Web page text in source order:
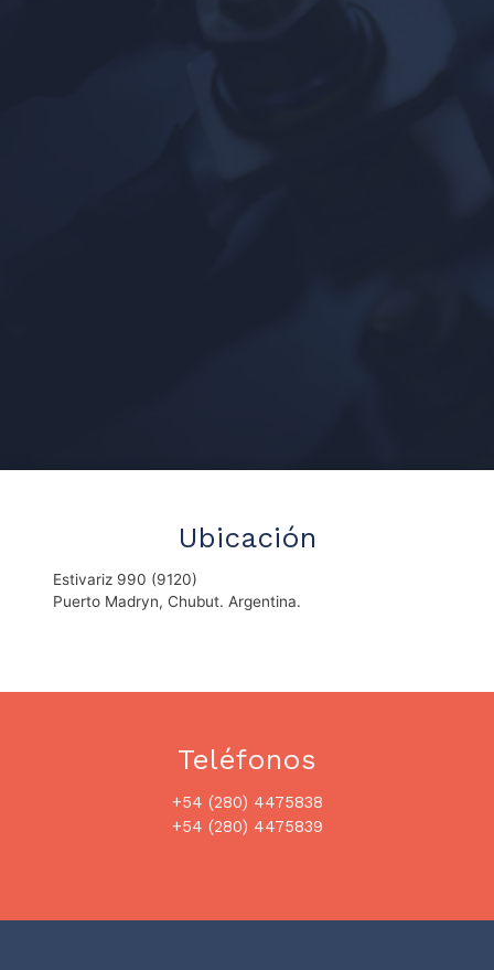
Ubicación
Estivariz 990 (9120)
Puerto Madryn, Chubut. Argentina.
Teléfonos
+54 (280) 4475838
+54 (280) 4475839